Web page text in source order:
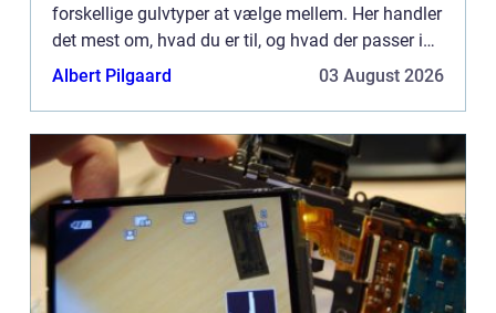
forskellige gulvtyper at vælge mellem. Her handler
det mest om, hvad du er til, og hvad der passer ind
i hjemmets indretning. Af forskelli...
Albert Pilgaard 03 August 2026